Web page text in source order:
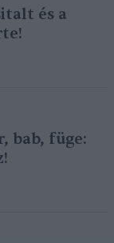
és a
bab, füge: